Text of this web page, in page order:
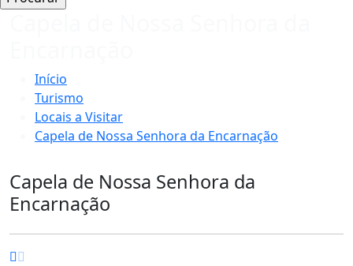
Início
Turismo
Locais a Visitar
Capela de Nossa Senhora da Encarnação
Capela de Nossa Senhora da
Encarnação